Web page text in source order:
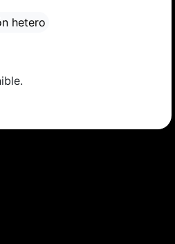
hetero